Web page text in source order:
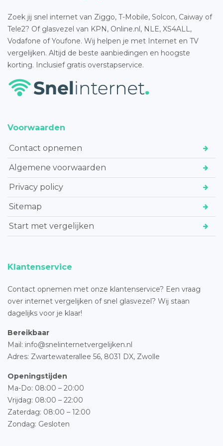
Zoek jij snel internet van Ziggo, T-Mobile, Solcon, Caiway of
Tele2? Of glasvezel van KPN, Online.nl, NLE, XS4ALL,
Vodafone of Youfone. Wij helpen je met Internet en TV
vergelijken. Altijd de beste aanbiedingen en hoogste
korting. Inclusief gratis overstapservice.
Voorwaarden
Contact opnemen
Algemene voorwaarden
Privacy policy
Sitemap
Start met vergelijken
Klantenservice
Contact opnemen met onze klantenservice? Een vraag
over internet vergelijken of snel glasvezel? Wij staan
dagelijks voor je klaar!
Bereikbaar
Mail: info@snelinternetvergelijken.nl
Adres: Zwartewaterallee 56, 8031 DX, Zwolle
Openingstijden
Ma-Do: 08:00 – 20:00
Vrijdag: 08:00 – 22:00
Zaterdag: 08:00 – 12:00
Zondag: Gesloten